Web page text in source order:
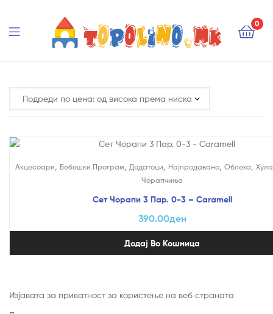
0
Акцесоари Бебешки Програм Додатоци Најпродавано, Облека
Чорапчиња
Сет Чорапи 3 Пар. 0-3 – Caramell
390.00ден
Додај Во Кошница
Изјавата за приватност за користење на веб страната